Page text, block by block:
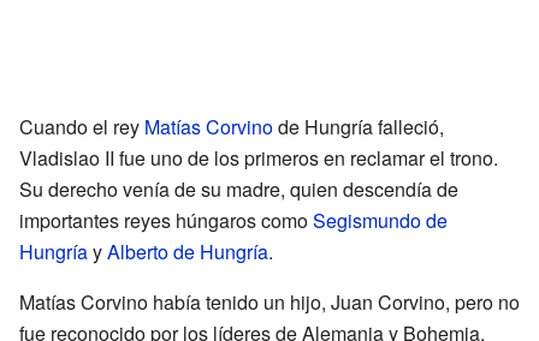
Cuando el rey Matías Corvinode Hungría falleció,
Vladislao II fue uno de los primeros en reclamar el trono.
Su derecho venía de su madre, quien descendía de
importantes reyes húngaros comoSegismundo de
HungríayAlberto de Hungría.
Matías Corvino había tenido un hijo, Juan Corvino, pero no
fue reconocido por los líderes de Alemania y Bohemia.